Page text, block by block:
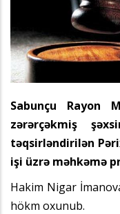
Sabunçu Rayon
zərərçəkmiş
təqsirləndirilən
işi üzrə məhkəmə
Hakim Nigar
hökm oxunub.